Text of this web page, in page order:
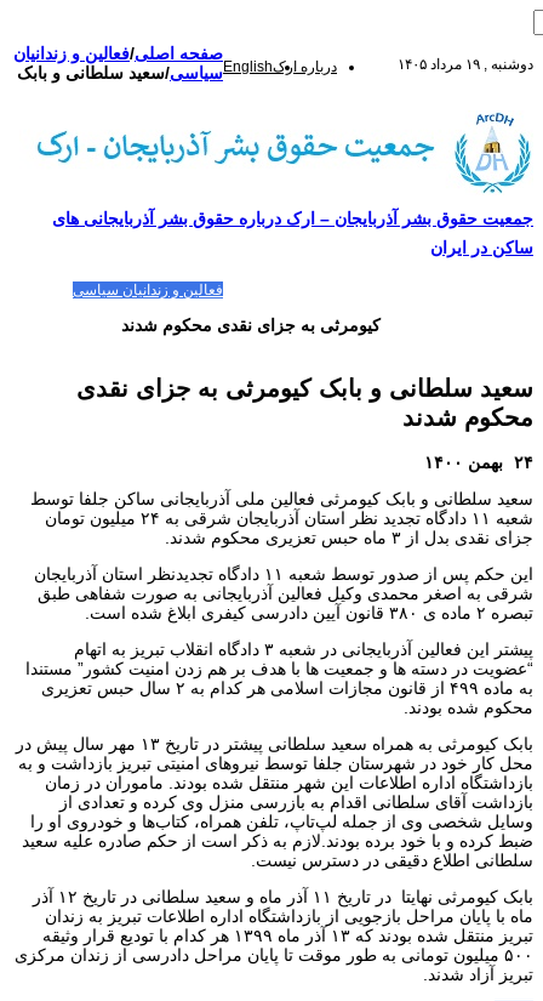
دوشنبه , ۱۹ مرداد ۱۴۰۵ درباره ارکEnglish
جمعیت حقوق بشر آذربایجان – ارک درباره حقوق بشر آذربایجانی های
ساکن در ایران
فعالین و زندانیان سیاسی
صفحه اصلی/فعالین و زندانیان
سیاسی/سعید سلطانی و بابک
کیومرثی به جزای نقدی محکوم شدند
سعید سلطانی و بابک کیومرثی به جزای نقدی
محکوم شدند
۲۴ بهمن ۱۴۰۰
سعید سلطانی و بابک کیومرثی فعالین ملی آذربایجانی ساکن جلفا توسط
شعبه ۱۱ دادگاه تجدید نظر استان آذربایجان شرقی به ۲۴ میلیون تومان
جزای نقدی بدل از ۳ ماه حبس تعزیری محکوم شدند.
این حکم پس از صدور توسط شعبه ۱۱ دادگاه تجدیدنظر استان آذربایجان
شرقی به اصغر محمدی وکیل فعالین آذربایجانی به صورت شفاهی طبق
تبصره ۲ ماده ی ۳۸۰ قانون آیین دادرسی کیفری ابلاغ شده است.
پیشتر این فعالین آذربایجانی در شعبه ۳ دادگاه انقلاب تبریز به اتهام
“عضویت در دسته ها و جمعیت ها با هدف بر هم زدن امنیت کشور” مستندا
به ماده ۴۹۹ از قانون مجازات اسلامی هر کدام به ۲ سال حبس تعزیری
محکوم شده بودند.
بابک کیومرثی به همراه سعید سلطانی پیشتر در تاریخ ۱۳ مهر سال پیش در
محل کار خود در شهرستان جلفا توسط نیروهای امنیتی تبریز بازداشت و به
بازداشتگاه اداره اطلاعات این شهر منتقل شده بودند. ماموران در زمان
بازداشت آقای سلطانی اقدام به بازرسی منزل وی کرده و تعدادی از
وسایل شخصی وی از جمله لپ‌تاپ، تلفن همراه، کتاب‌ها و خودروی او را
ضبط کرده و با خود برده بودند.لازم به ذکر است از حکم صادره علیه سعید
سلطانی اطلاع دقیقی در دسترس نیست.
بابک کیومرثی نهایتا در تاریخ ۱۱ آذر ماه و سعید سلطانی در تاریخ ۱۲ آذر
ماه با پایان مراحل بازجویی از بازداشتگاه اداره اطلاعات تبریز به زندان
تبریز منتقل شده بودند که ۱۳ آذر ماه ۱۳۹۹ هر کدام با تودیع قرار وثیقه
۵۰۰ میلیون تومانی به طور موقت تا پایان مراحل دادرسی از زندان مرکزی
تبریز آزاد شدند.